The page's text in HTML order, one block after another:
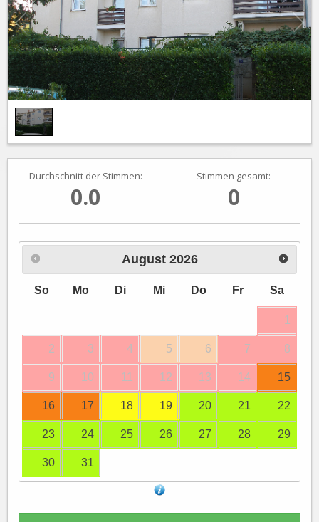
1/1
Durchschnitt der Stimmen:
0.0
Stimmen gesamt:
0
August 2026
So Mo Di Mi Do Fr Sa
1
2 3 4 5 6 7 8
9 10 11 12 13 14 15
16 17 18 19 20 21 22
23 24 25 26 27 28 29
30 31